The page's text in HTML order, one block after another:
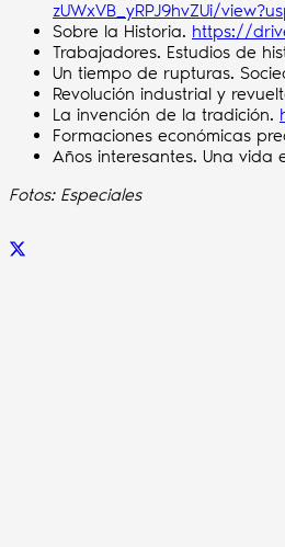
zUWxVB_yRPJ9hvZUi/
Sobre la Historia. https://
Trabajadores. Estudios de
Un tiempo de rupturas.
Revolución industrial y
La invención de la tradición.
Formaciones económicas
Años interesantes. Una vida
Fotos: Especiales